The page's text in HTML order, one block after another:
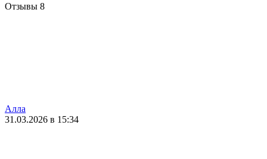
Отзывы 8
Алла
31.03.2026 в 15:34